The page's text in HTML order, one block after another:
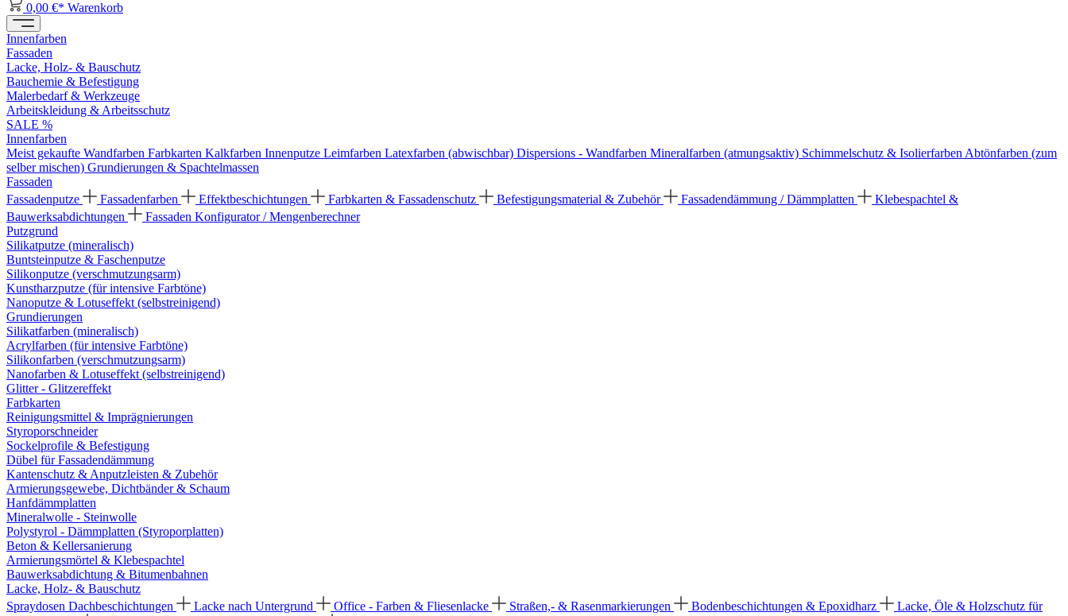
0,00 €* Warenkorb
Innenfarben
Fassaden
Lacke, Holz- & Bauschutz
Bauchemie & Befestigung
Malerbedarf & Werkzeuge
Arbeitskleidung & Arbeitsschutz
SALE %
Innenfarben
Meist gekaufte Wandfarben Farbkarten Kalkfarben Innenputze Leimfarben Latexfarben (abwischbar) Dispersions - Wandfarben Mineralfarben (atmungsaktiv) Schimmelschutz & Isolierfarben Abtönfarben (zum
selber mischen) Grundierungen & Spachtelmassen
Fassaden
Fassadenputze
Fassadenfarben Effektbeschichtungen Farbkarten & Fassadenschutz Befestigungsmaterial & Zubehör Fassadendämmung / Dämmplatten
Klebespachtel &
Bauwerksabdichtungen
Fassaden Konfigurator / Mengenberechner
Putzgrund
Silikatputze (mineralisch)
Buntsteinputze & Faschenputze
Silikonputze (verschmutzungsarm)
Kunstharzputze (für intensive Farbtöne)
Nanoputze & Lotuseffekt (selbstreinigend)
Grundierungen
Silikatfarben (mineralisch)
Acrylfarben (für intensive Farbtöne)
Silikonfarben (verschmutzungsarm)
Nanofarben & Lotuseffekt (selbstreinigend)
Glitter - Glitzereffekt
Farbkarten
Reinigungsmittel & Imprägnierungen
Styroporschneider
Sockelprofile & Befestigung
Dübel für Fassadendämmung
Kantenschutz & Anputzleisten & Zubehör
Armierungsgewebe, Dichtbänder & Schaum
Hanfdämmplatten
Mineralwolle - Steinwolle
Polystyrol - Dämmplatten (Styroporplatten)
Beton & Kellersanierung
Armierungsmörtel & Klebespachtel
Bauwerksabdichtung & Bitumenbahnen
Lacke, Holz- & Bauschutz
Spraydosen Dachbeschichtungen Lacke nach Untergrund Office - Farben & Fliesenlacke Straßen,- & Rasenmarkierungen Bodenbeschichtungen & Epoxidharz
Lacke, Öle & Holzschutz für